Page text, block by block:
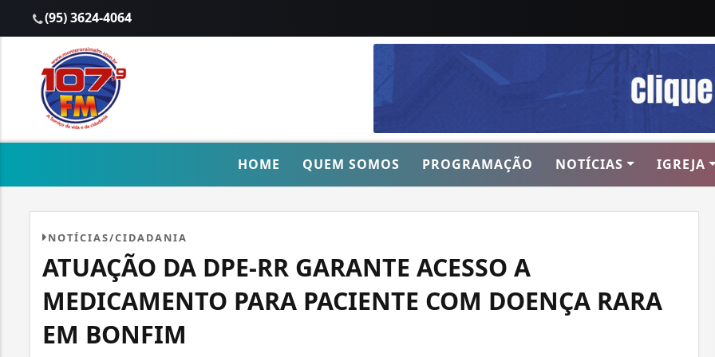
(95) 3624-4064
HOME QUEM SOMOS PROGRAMAÇÃO NOTÍCIAS IGREJA
NOTÍCIAS/CIDADANIA
ATUAÇÃO DA DPE-RR GARANTE ACESSO A
MEDICAMENTO PARA PACIENTE COM DOENÇA RARA
EM BONFIM